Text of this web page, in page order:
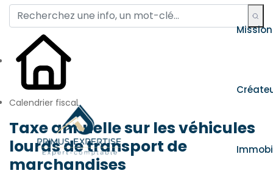
Calendrier fiscal
Taxe annuelle sur les véhicules
lourds de transport de
marchandises